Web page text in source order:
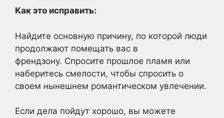
Как это исправить:
Найдите основную причину, по которой люди
продолжают помещать вас в
френдзону. Спросите прошлое пламя или
наберитесь смелости, чтобы спросить о
своем нынешнем романтическом увлечении.
Если дела пойдут хорошо, вы можете